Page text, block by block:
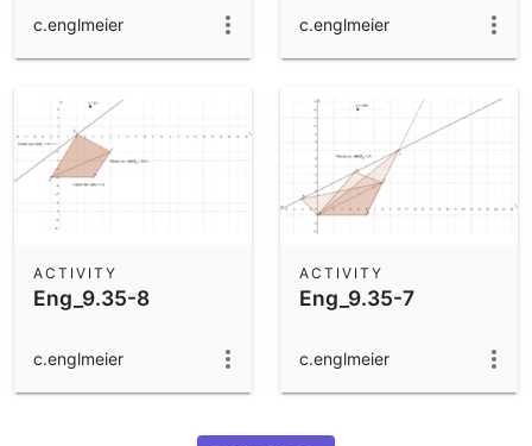
c.englmeier c.englmeier
Eng_9.35-8
ACTIVITY
c.englmeier
Eng_9.35-7
ACTIVITY
c.englmeier